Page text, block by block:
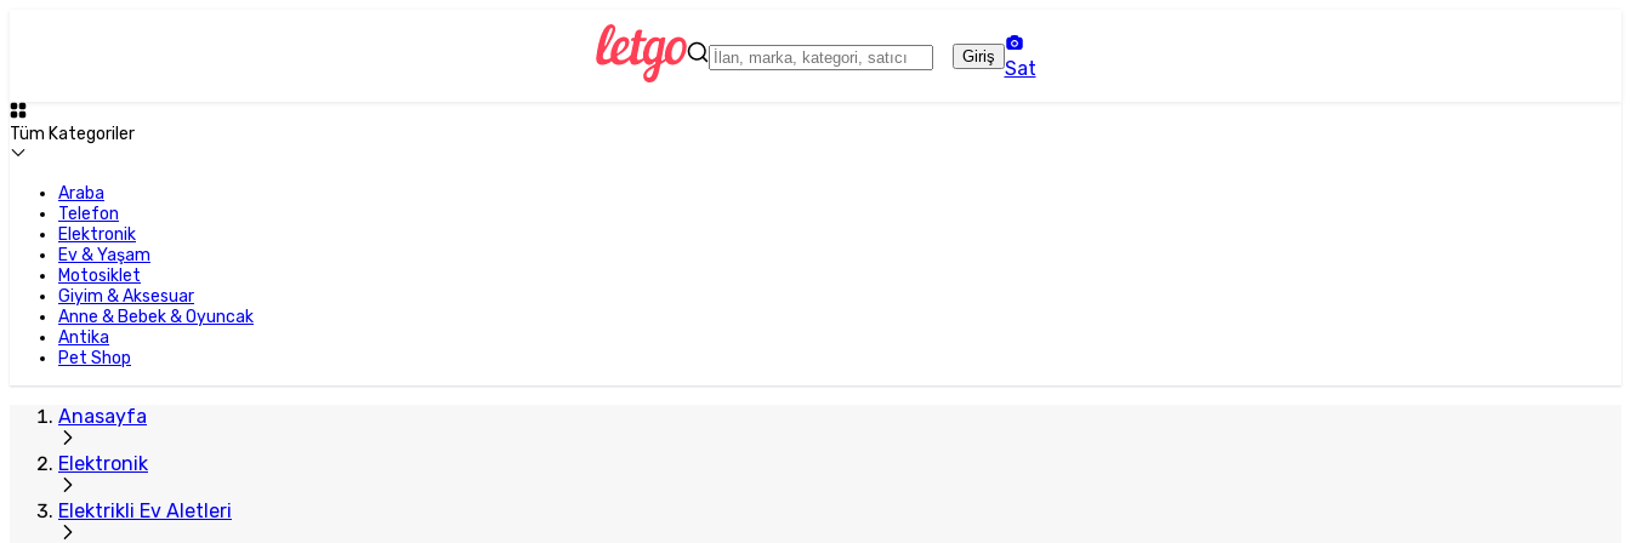
Giriş
Sat
Tüm Kategoriler
Araba
Telefon
Elektronik
Ev & Yaşam
Motosiklet
Giyim & Aksesuar
Anne & Bebek & Oyuncak
Antika
Pet Shop
Anasayfa
Elektronik
Elektrikli Ev Aletleri